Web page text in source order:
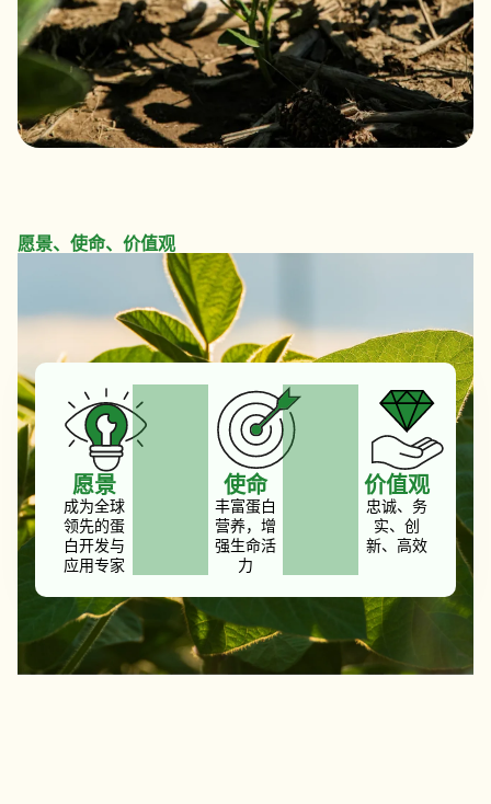
愿景、使命、价值观
愿景
成为全球
领先的蛋
白开发与
应用专家
使命
丰富蛋白
营养，增
强生命活
力
价值观
忠诚、务
实、创
新、高效